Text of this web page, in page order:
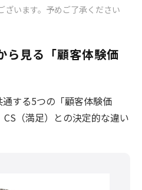
ざいます。予めご了承ください
ら見る「顧客体験価
する5つの「顧客体験価
（満足）との決定的な違い